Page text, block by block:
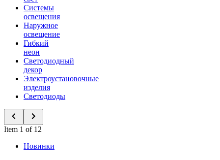
Системы
освещения
Наружное
освещение
Гибкий
неон
Светодиодный
декор
Электроустановочные
изделия
Светодиоды
Item 1 of 12
Новинки